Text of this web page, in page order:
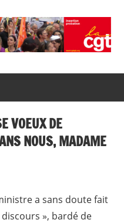
VOEUX DE
NOUS, MADAME
a sans doute fait
», bardé de